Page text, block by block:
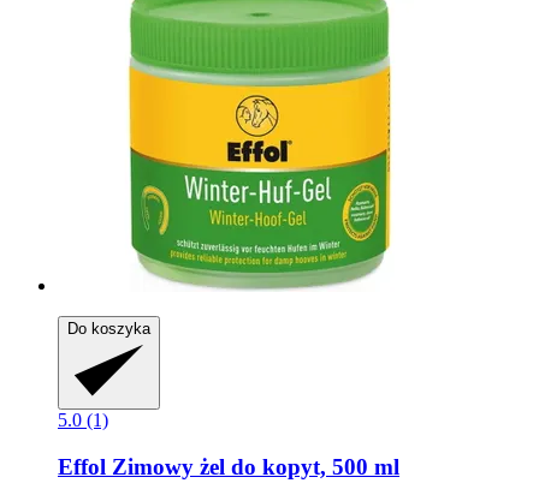
Do koszyka
5.0 (1)
Effol Zimowy żel do kopyt, 500 ml